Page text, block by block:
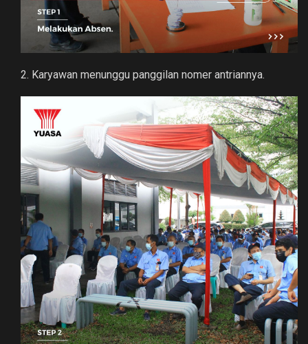
2. Karyawan menunggu panggilan nomer antriannya.